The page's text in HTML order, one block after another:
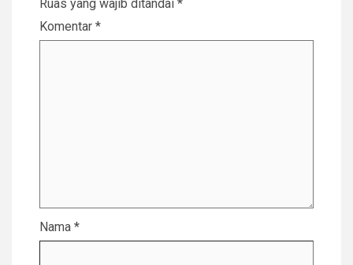
Ruas yang wajib ditandai *
Komentar *
Nama *